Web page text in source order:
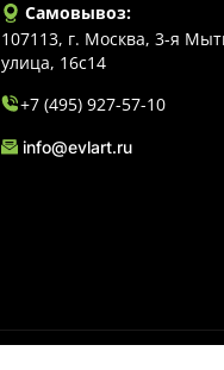
Самовывоз:
107113, г. Москва, 3-я
улица, 16с14
+7 (495) 927-57-10
info@evlart.ru